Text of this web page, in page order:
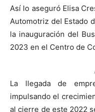
Así lo aseguró Elisa
Automotriz del Estado
la inauguración del
2023 en el Centro de
La llegada de
impulsando el
al cierre de este 2022